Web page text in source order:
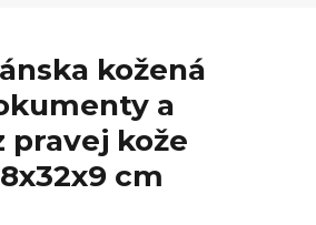
kožená
a
pravej kože
cm